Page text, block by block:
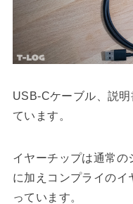
USB-Cケーブル、説
ています。
イヤーチップは通常
に加えコンプライのイ
っています。